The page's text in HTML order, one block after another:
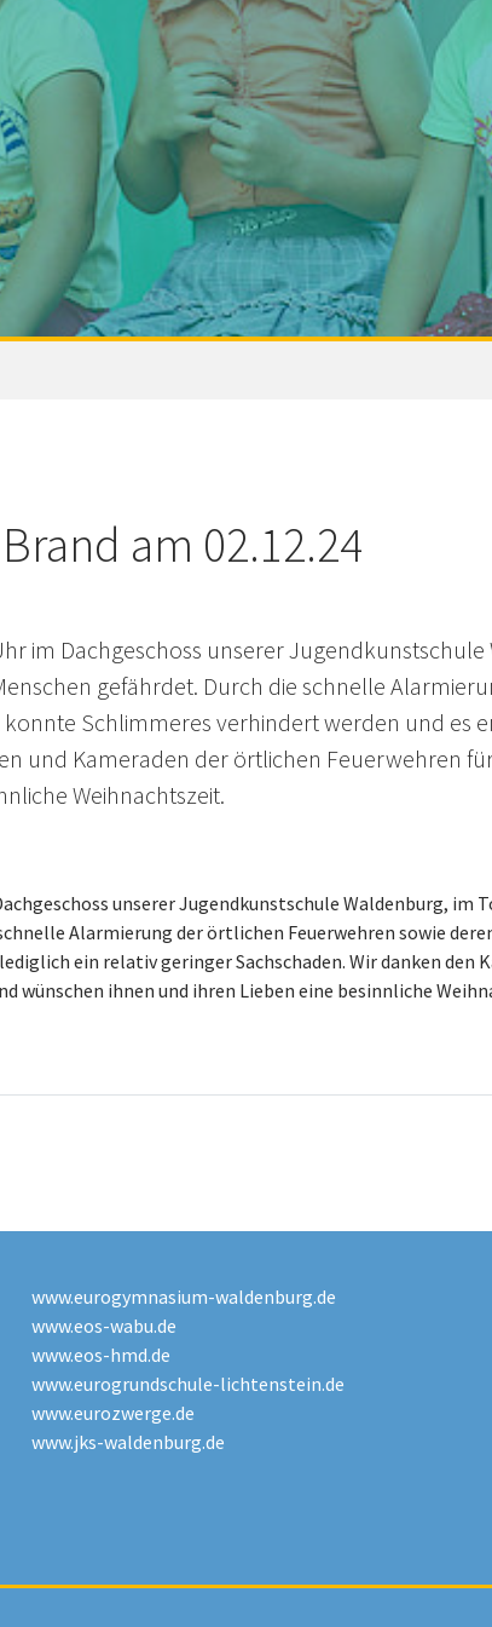
am 02.12.24
im Dachgeschoss unserer
gefährdet. Durch die schnelle
Schlimmeres verhindert werden und es
und Kameraden der örtlichen Feuerwehren
Weihnachtszeit.
unserer Jugendkunstschule Waldenburg, im
Alarmierung der örtlichen Feuerwehren sowie
ein relativ geringer Sachschaden. Wir danken den
wünschen ihnen und ihren Lieben eine besinnliche
www.eurogymnasium-waldenburg.de
www.eos-wabu.de
www.eos-hmd.de
www.eurogrundschule-lichtenstein.de
www.eurozwerge.de
www.jks-waldenburg.de